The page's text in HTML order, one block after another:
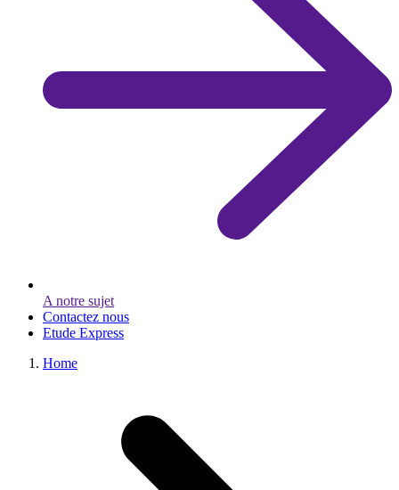
A notre sujet
Contactez nous
Etude Express
Home